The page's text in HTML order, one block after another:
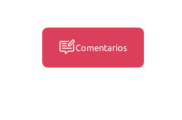
Comentarios